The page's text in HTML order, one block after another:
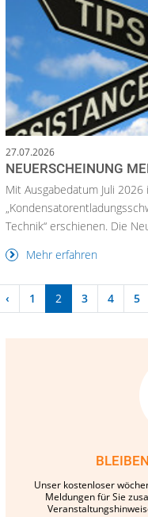
27.07.2026
NEUERSCHEINUNG
Mit Ausgabedatum Juli
Technik“ erschienen. Die
Mehr erfahren
‹ 1 2 3 4 5
Unser kostenloser
Meldungen für Sie